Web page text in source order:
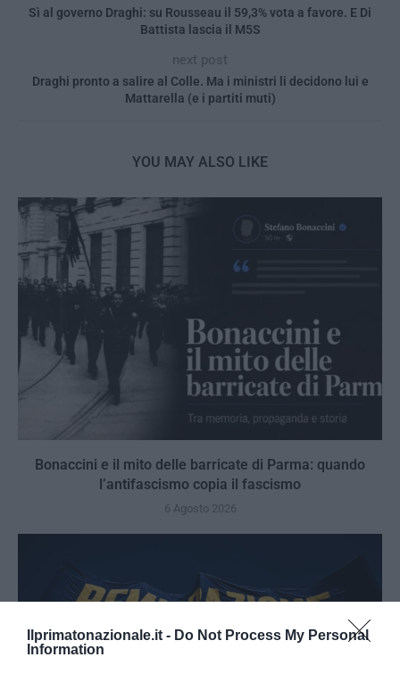
Ilprimatonazionale.it - Do Not Process My Personal
Information
Sì al governo Draghi: su Rousseau il 59,3% vota a favore. E Di
Battista lascia il M5S
next post
Draghi pronto a salire al Colle. Ma i ministri li decidono lui e
Mattarella (e i partiti muti)
YOU MAY ALSO LIKE
Bonaccini e il mito delle barricate di Parma: quando
l’antifascismo copia il fascismo
6 Agosto 2026